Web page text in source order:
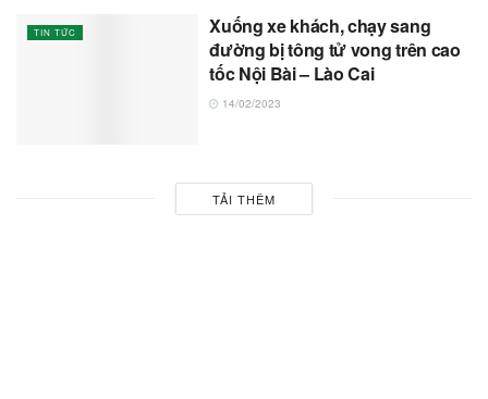
TIN TỨC
Xuống xe khách, chạy sang
đường bị tông tử vong trên cao
tốc Nội Bài – Lào Cai
14/02/2023
TẢI THÊM